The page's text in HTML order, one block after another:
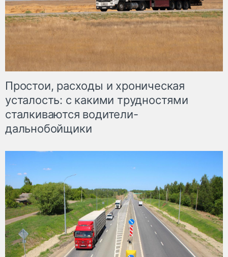
Простои, расходы и хроническая
усталость: с какими трудностями
сталкиваются водители-
дальнобойщики